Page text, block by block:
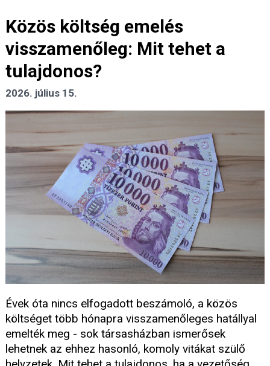
Közös költség emelés
visszamenőleg: Mit tehet a
tulajdonos?
2026. július 15.
Évek óta nincs elfogadott beszámoló, a közös
költséget több hónapra visszamenőleges hatállyal
emelték meg - sok társasházban ismerősek
lehetnek az ehhez hasonló, komoly vitákat szülő